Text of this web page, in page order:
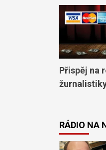
Přispěj na
RÁDIO NA